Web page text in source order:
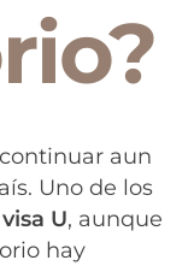
aun
Uno de los
visa U, aunque
hay